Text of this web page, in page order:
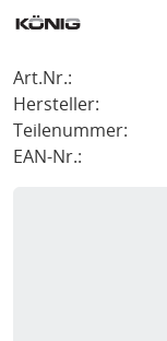
Art.Nr.:
Hersteller:
Teilenummer:
EAN-Nr.: